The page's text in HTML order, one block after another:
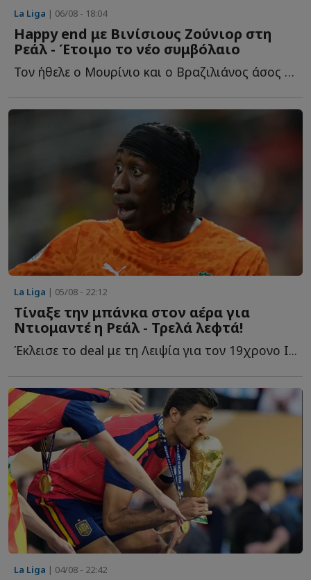
La Liga | 06/08 - 18:04
Happy end με Βινίσιους Ζούνιορ στη
Ρεάλ - Έτοιμο το νέο συμβόλαιο
Τον ήθελε ο Μουρίνιο και ο Βραζιλιάνος άσος τα βρήκε μ...
La Liga | 05/08 - 22:12
Τίναξε την μπάνκα στον αέρα για
Ντιομαντέ η Ρεάλ - Τρελά λεφτά!
Έκλεισε το deal με τη Λειψία για τον 19χρονο Ι...
La Liga | 04/08 - 22:42